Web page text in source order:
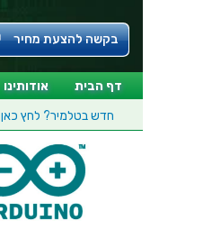
בקשה להצעת מחיר
דף הבית אודותינו
חדש בטלמיר? לחץ כאן